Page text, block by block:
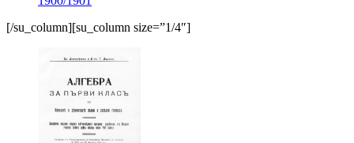
[/su_column][su_column size=”1/4″]